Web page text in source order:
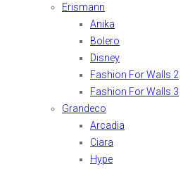
Erismann
Anika
Bolero
Disney
Fashion For Walls 2
Fashion For Walls 3
Grandeco
Arcadia
Ciara
Hype